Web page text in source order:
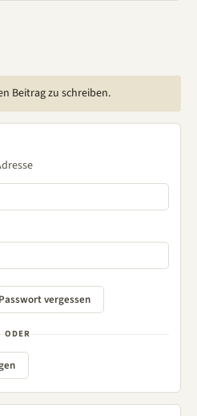
Beitrag zu schreiben.
ODER